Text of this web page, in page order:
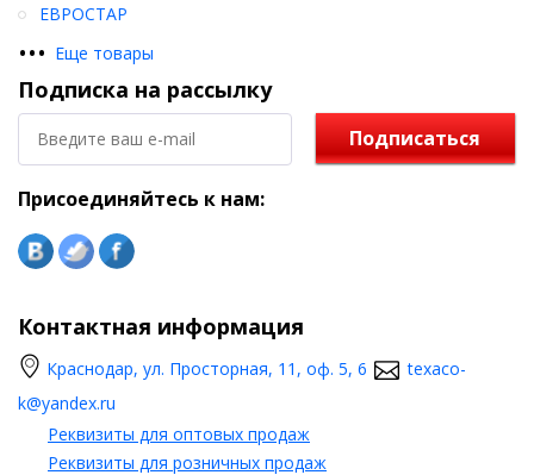
••• Еще товары
ЕВРОСТАР
Подписка на рассылку
Подписаться
Присоединяйтесь к нам:
Контактная информация
Краснодар, ул. Просторная, 11, оф. 5, 6
texaco-
k@yandex.ru
Реквизиты для оптовых продаж
Реквизиты для розничных продаж